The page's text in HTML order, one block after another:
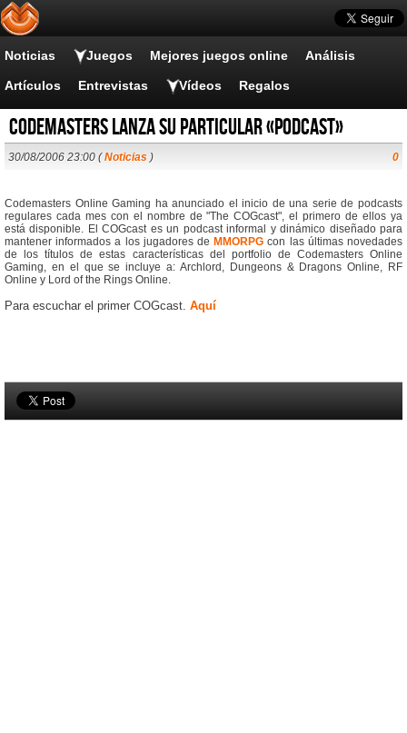
Noticias Juegos Mejores juegos online Análisis
Artículos Entrevistas Vídeos Regalos
Codemasters lanza su particular «podcast»
30/08/2006 23:00 (Noticias ) 0
Codemasters Online Gaming ha anunciado el inicio de una serie de podcasts
regulares cada mes con el nombre de "The COGcast", el primero de ellos ya
está disponible. El COGcast es un podcast informal y dinámico diseñado para
mantener informados a los jugadores de MMORPG con las últimas novedades
de los títulos de estas características del portfolio de Codemasters Online
Gaming, en el que se incluye a: Archlord, Dungeons & Dragons Online, RF
Online y Lord of the Rings Online.
Para escuchar el primer COGcast. Aquí